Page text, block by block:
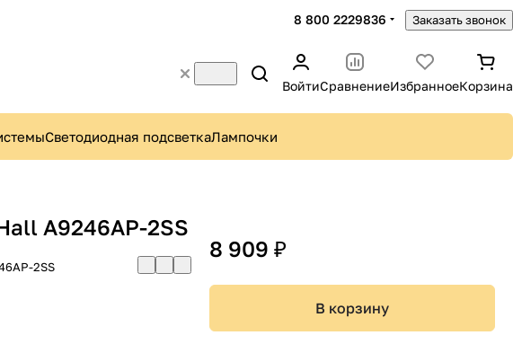
8 800 2229836 Заказать звонок
ВойтиСравнениеИзбранноеКорзина
Светодиодная подсветкаЛампочки
A9246AP-2SS
2SS
8 909 ₽
В корзину